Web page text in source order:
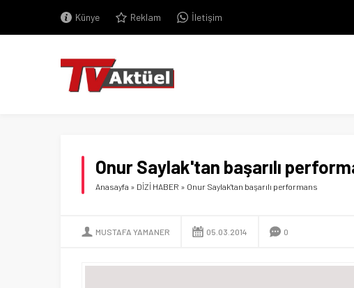
Künye Reklam İletişim
Onur Saylak'tan başarılı
Anasayfa » DİZİ HABER » Onur Saylak'tan başarılı performans
MUSTAFA YAMANER 05.03.2014 0